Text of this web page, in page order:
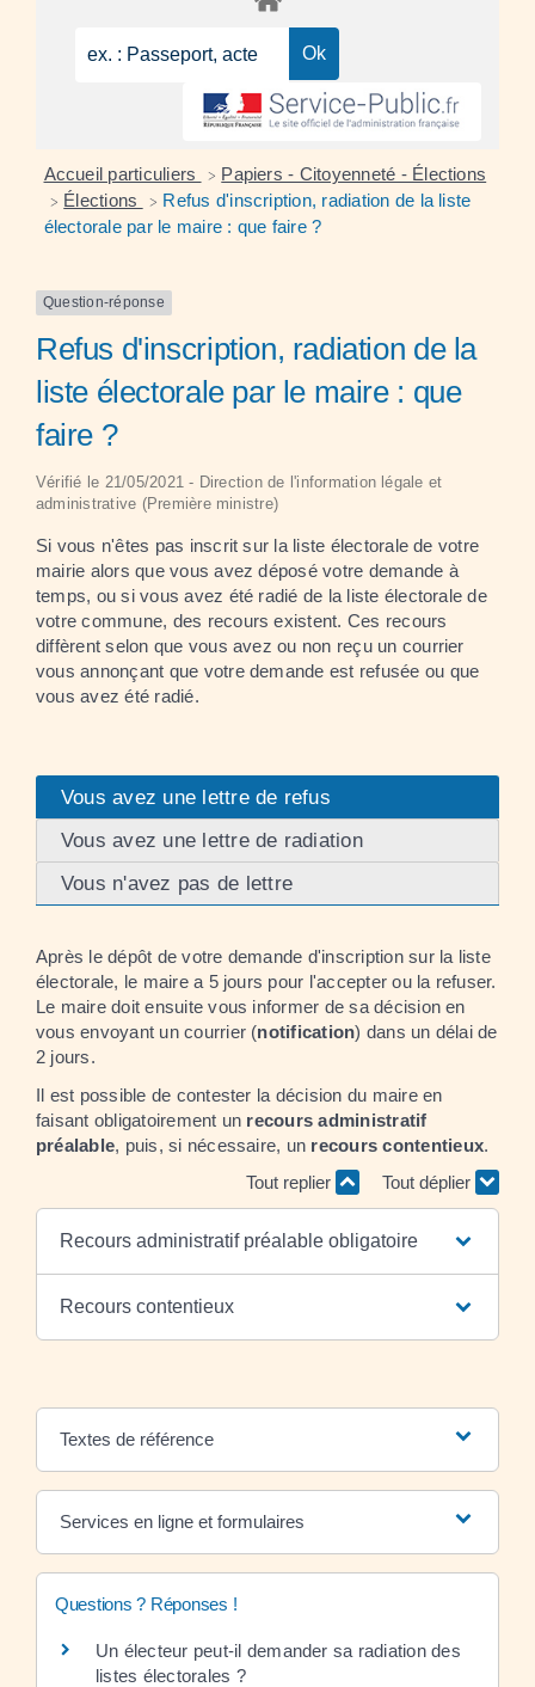
Accueil particuliers > Papiers - Citoyenneté - Élections
> Élections > Refus d'inscription, radiation de la liste
électorale par le maire : que faire ?
Question-réponse
Refus d'inscription, radiation de la
liste électorale par le maire : que
faire ?
Vérifié le 21/05/2021 - Direction de l'information légale et
administrative (Première ministre)
Si vous n'êtes pas inscrit sur la liste électorale de votre
mairie alors que vous avez déposé votre demande à
temps, ou si vous avez été radié de la liste électorale de
votre commune, des recours existent. Ces recours
diffèrent selon que vous avez ou non reçu un courrier
vous annonçant que votre demande est refusée ou que
vous avez été radié.
Vous avez une lettre de refus
Vous avez une lettre de radiation
Vous n'avez pas de lettre
Après le dépôt de votre demande d'inscription sur la liste
électorale, le maire a 5 jours pour l'accepter ou la refuser.
Le maire doit ensuite vous informer de sa décision en
vous envoyant un courrier (notification) dans un délai de
2 jours.
Il est possible de contester la décision du maire en
faisant obligatoirement un recours administratif
préalable, puis, si nécessaire, un recours contentieux.
Tout replier
Tout déplier
Recours administratif préalable obligatoire
Recours contentieux
Textes de référence
Services en ligne et formulaires
Questions ? Réponses !
Un électeur peut-il demander sa radiation des
listes électorales ?